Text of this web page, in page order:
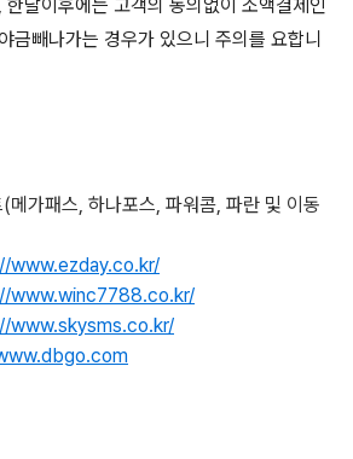
달이후에는 고객의 동의없이 소액결제인
금빼나가는 경우가 있으니 주의를 요합니
메가패스, 하나포스, 파워콤, 파란 및 이동
www.ezday.co.kr/
www.winc7788.co.kr/
www.skysms.co.kr/